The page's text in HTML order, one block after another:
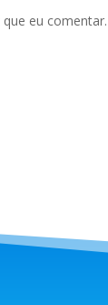
eu comentar.